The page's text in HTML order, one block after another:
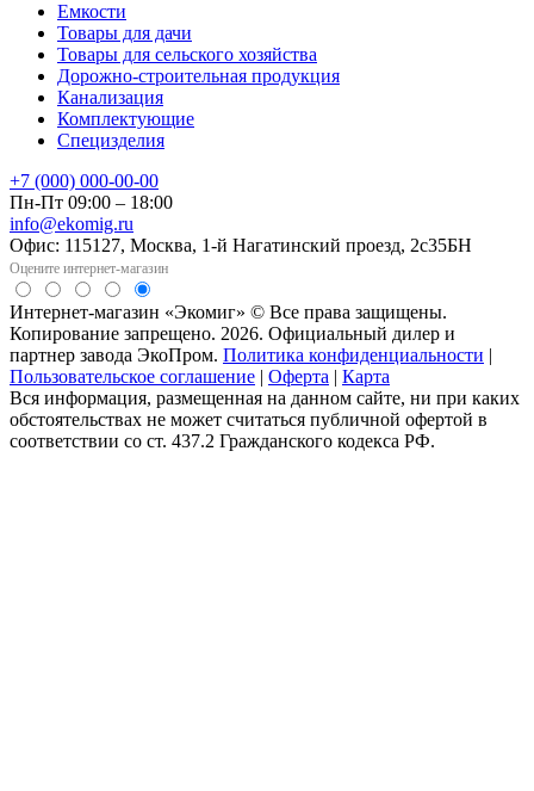
Емкости
Товары для дачи
Товары для сельского хозяйства
Дорожно-строительная продукция
Канализация
Комплектующие
Специзделия
+7 (000) 000-00-00
Пн-Пт 09:00 – 18:00
info@ekomig.ru
Офис: 115127, Москва, 1-й Нагатинский проезд, 2с35БН
Оцените интернет-магазин
Интернет-магазин «Экомиг» © Все права защищены.
Копирование запрещено. 2026. Официальный дилер и
партнер завода ЭкоПром. Политика конфиденциальности |
Пользовательское соглашение | Оферта | Карта
Вся информация, размещенная на данном сайте, ни при каких
обстоятельствах не может считаться публичной офертой в
соответствии со ст. 437.2 Гражданского кодекса РФ.